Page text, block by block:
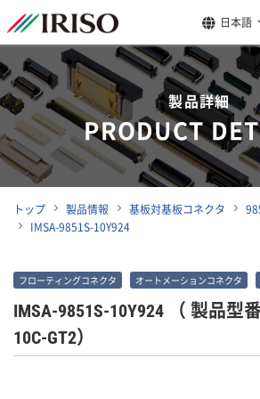
日本語
製品詳細
PRODUCT
トップ 製品情報 基板対基板コネクタ
IMSA-9851S-10Y924
フローティングコネクタ オートメーションコネクタ
IMSA-9851S-10Y924 （ 製品型
10C-GT2）